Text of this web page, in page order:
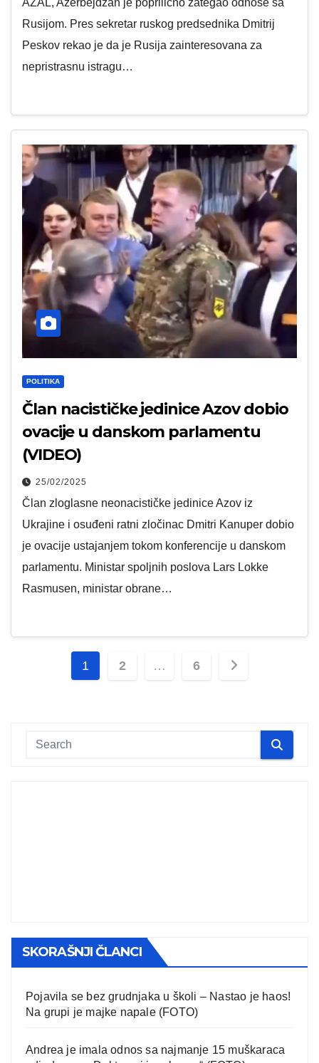
AZAL, Azerbejdžan je poprilično zategao odnose sa
Rusijom. Pres sekretar ruskog predsednika Dmitrij
Peskov rekao je da je Rusija zainteresovana za
nepristrasnu istragu…
POLITIKA
Član nacističke jedinice Azov dobio
ovacije u danskom parlamentu
(VIDEO)
25/02/2025
Član zloglasne neonacističke jedinice Azov iz
Ukrajine i osuđeni ratni zločinac Dmitri Kanuper dobio
je ovacije ustajanjem tokom konferencije u danskom
parlamentu. Ministar spoljnih poslova Lars Lokke
Rasmusen, ministar obrane…
Paginacija
1 2 … 6
SKORAŠNJI ČLANCI
Pojavila se bez grudnjaka u školi – Nastao je haos!
Na grupi je majke napale (FOTO)
Andrea je imala odnos sa najmanje 15 muškaraca